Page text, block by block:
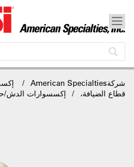
شركةAmerican Specialties
قطاع الضيافة،
إكسسوارات الدش/